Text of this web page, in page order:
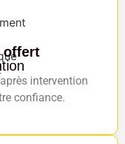
offert
intervention
confiance.